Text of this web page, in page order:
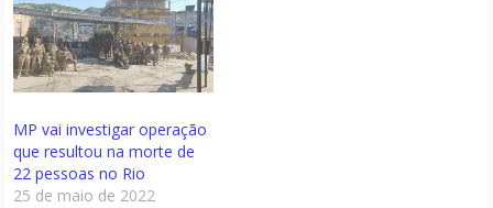
MP vai investigar operação
que resultou na morte de
22 pessoas no Rio
25 de maio de 2022